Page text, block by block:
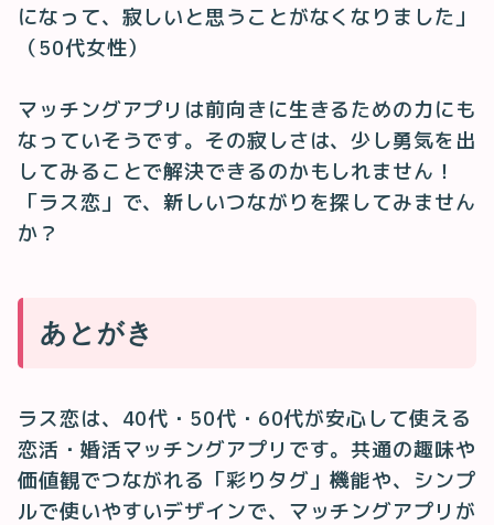
になって、寂しいと思うことがなくなりました」
（50代女性）
マッチングアプリは前向きに生きるための力にも
なっていそうです。その寂しさは、少し勇気を出
してみることで解決できるのかもしれません！
「ラス恋」で、新しいつながりを探してみません
か？
あとがき
ラス恋は、40代・50代・60代が安心して使える
恋活・婚活マッチングアプリです。共通の趣味や
価値観でつながれる「彩りタグ」機能や、シンプ
ルで使いやすいデザインで、マッチングアプリが